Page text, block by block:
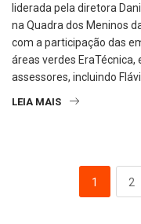
liderada pela diretora
na Quadra dos Meninos
com a participação das
áreas verdes EraTécnica,
assessores, incluindo
LEIA MAIS
1 2